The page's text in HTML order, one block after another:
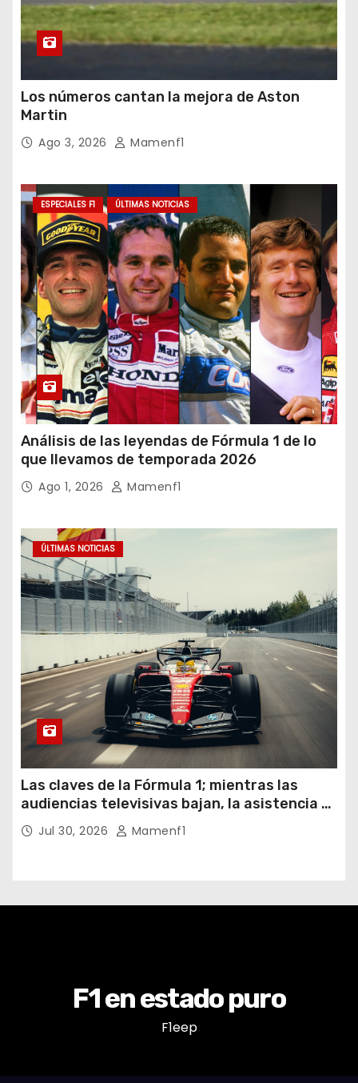
Los números cantan la mejora de Aston
Martin
Ago 3, 2026 Mamenf1
ESPECIALES F1 ÚLTIMAS NOTICIAS
Análisis de las leyendas de Fórmula 1 de lo
que llevamos de temporada 2026
Ago 1, 2026 Mamenf1
ÚLTIMAS NOTICIAS
Las claves de la Fórmula 1; mientras las
audiencias televisivas bajan, la asistencia a
los circuitos suben y en España se nos
vienen sorpresas
Jul 30, 2026 Mamenf1
F1 en estado puro
F1eep